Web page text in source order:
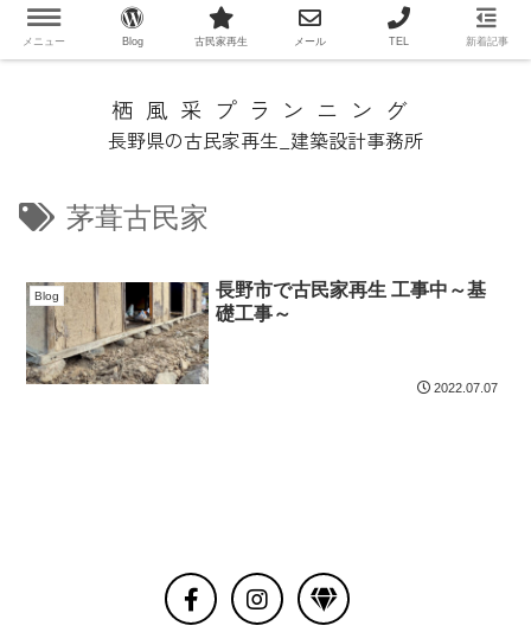
栖風采プランニング
長野県の古民家再生_建築設計事務所
茅葺古民家
Blog
長野市で古民家再生 工事中～基
礎工事～
2022.07.07
メニュー Blog 古民家再生 メール TEL 新着記事